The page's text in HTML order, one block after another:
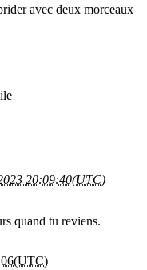
avec deux morceaux
20:09:40(UTC)
quand tu reviens.